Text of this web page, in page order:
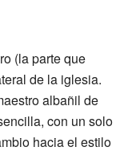
(la parte que
de la iglesia.
albañil de
con un solo
hacia el estilo